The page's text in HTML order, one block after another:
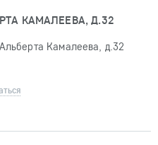
КАМАЛЕЕВА, Д.32
Камалеева, д.32